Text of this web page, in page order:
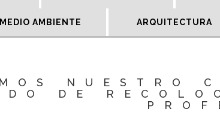
MEDIO AMBIENTE ARQUITECTURA
NUESTRO
DE